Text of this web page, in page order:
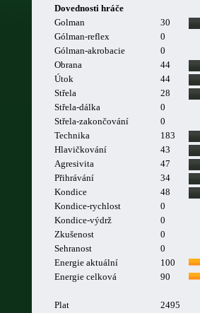
Dovednosti hráče
Golman
30
Gólman-reflex
0
Gólman-akrobacie
0
Obrana
44
Útok
44
Střela
28
Střela-dálka
0
Střela-zakončování
0
Technika
183
Hlavičkování
43
Agresivita
47
Přihrávání
34
Kondice
48
Kondice-rychlost
0
Kondice-výdrž
0
Zkušenost
0
Sehranost
0
Energie aktuální
100
Energie celková
90
Plat
2495